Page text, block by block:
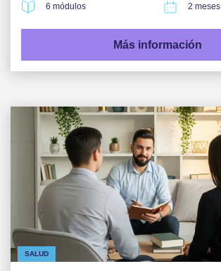
6 módulos 2 meses
Más información
SALUD